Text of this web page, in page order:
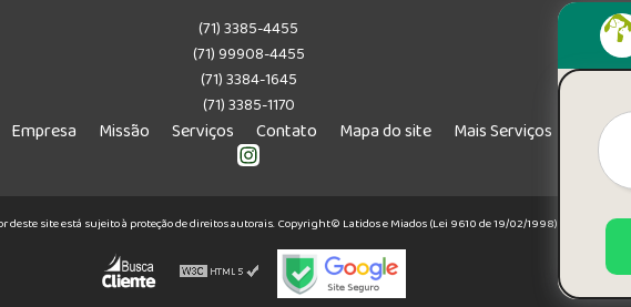
(71) 3385-4455
(71) 99908-4455
(71) 3384-1645
(71) 3385-1170
Empresa Missão Serviços Contato Mapa do site Mais Serviços
deste site está sujeito à proteção de direitos autorais. Copyright© Latidos e Miados (Lei 9610 de 19/02/1998)